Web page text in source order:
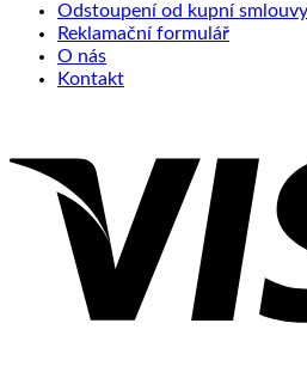
Odstoupení od kupní smlouvy
Reklamační formulář
O nás
Kontakt